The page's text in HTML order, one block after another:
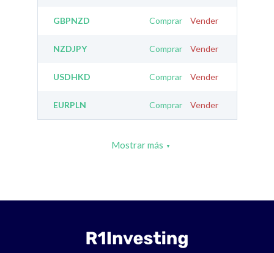
GBPNZD Comprar Vender
NZDJPY Comprar Vender
USDHKD Comprar Vender
EURPLN Comprar Vender
Mostrar más